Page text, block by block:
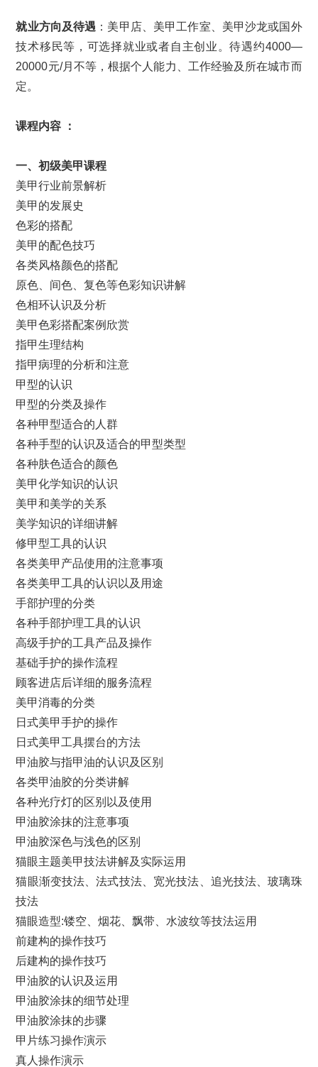
就业方向及待遇 ：美甲店、美甲工作室、美甲沙龙或国外
技术移民等，可选择就业或者自主创业。待遇约4000—
20000元/月不等，根据个人能力、工作经验及所在城市而
定。
课程内容 ：
一、初级美甲课程
美甲行业前景解析
美甲的发展史
色彩的搭配
美甲的配色技巧
各类风格颜色的搭配
原色、间色、复色等色彩知识讲解
色相环认识及分析
美甲色彩搭配案例欣赏
指甲生理结构
指甲病理的分析和注意
甲型的认识
甲型的分类及操作
各种甲型适合的人群
各种手型的认识及适合的甲型类型
各种肤色适合的颜色
美甲化学知识的认识
美甲和美学的关系
美学知识的详细讲解
修甲型工具的认识
各类美甲产品使用的注意事项
各类美甲工具的认识以及用途
手部护理的分类
各种手部护理工具的认识
高级手护的工具产品及操作
基础手护的操作流程
顾客进店后详细的服务流程
美甲消毒的分类
日式美甲手护的操作
日式美甲工具摆台的方法
甲油胶与指甲油的认识及区别
各类甲油胶的分类讲解
各种光疗灯的区别以及使用
甲油胶涂抹的注意事项
甲油胶深色与浅色的区别
猫眼主题美甲技法讲解及实际运用
猫眼渐变技法、法式技法、宽光技法、追光技法、玻璃珠
技法
猫眼造型:镂空、烟花、飘带、水波纹等技法运用
前建构的操作技巧
后建构的操作技巧
甲油胶的认识及运用
甲油胶涂抹的细节处理
甲油胶涂抹的步骤
甲片练习操作演示
真人操作演示